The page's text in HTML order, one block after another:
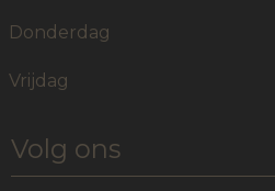
Donderdag
Vrijdag
Volg ons